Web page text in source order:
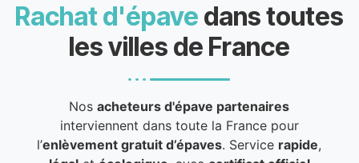
Rachat d'épave dans toutes
les villes de France
Nosacheteurs d'épave partenaires
interviennent dans toute la France pour
l’enlèvement gratuit d’épaves. Service rapide,